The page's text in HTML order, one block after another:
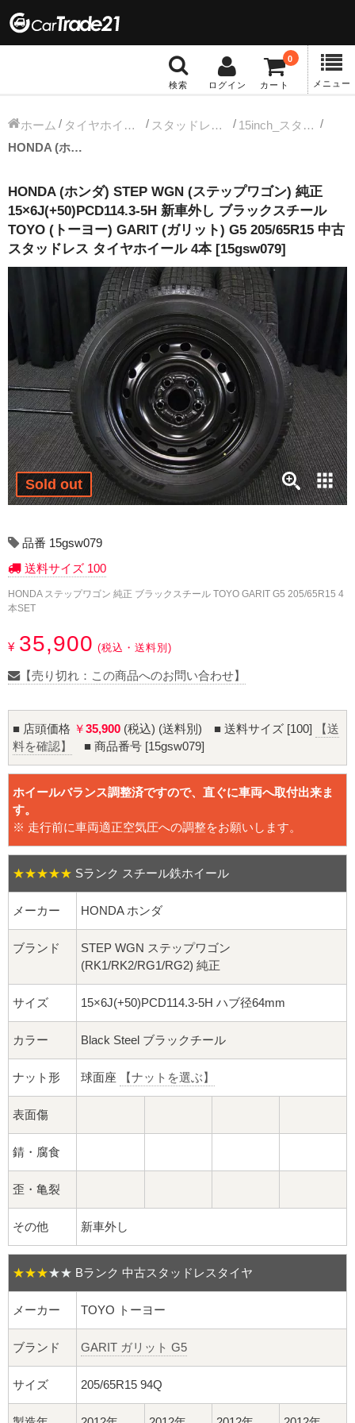
検索 ログイン カート
0
メニュー
冬タイヤホイール
13インチ：冬タイヤホイール
14インチ：冬タイヤホイール
15インチ：冬タイヤホイール
16インチ：冬タイヤホイール
17インチ：冬タイヤホイール
18インチ：冬タイヤホイール
19インチ：冬タイヤホイール
20インチ：冬タイヤホイール
13インチ：夏タイヤホイール
14インチ：夏タイヤホイール
15インチ：夏タイヤホイール
16インチ：夏タイヤホイール
17インチ：夏タイヤホイール
18インチ：夏タイヤホイール
19インチ：夏タイヤホイール
20インチ：夏タイヤホイール
ホイールナット
平面座ナット
球面座ナット
ロング球面ナット
ショート球面ナット
貫通ナット
袋ナット
ロング袋ナット
ショート袋ナット
スチール鉄ホイール
持ち込み交換工賃
ホーム タイヤホイールセット スタッドレス中古タイヤホイール
15inch_スタッドレス中古タイヤホイール
HONDA (ホンダ) STEP WGN (ステップワゴン) 純正 15×6J(+50)PCD114.3-5H 新車外し ブラックスチール TOYO (トーヨー) GARIT (ガリット) G5 205/65R15 中古 スタッドレス タイヤホイール 4本 [15gsw079]
HONDA (ホンダ) STEP WGN (ステップワゴン) 純正
15×6J(+50)PCD114.3-5H 新車外し ブラックスチール
TOYO (トーヨー) GARIT (ガリット) G5 205/65R15 中古
スタッドレス タイヤホイール 4本 [15gsw079]
Sold out
品番 15gsw079
送料サイズ 100
HONDA ステップワゴン 純正 ブラックスチール TOYO GARIT G5 205/65R15 4
本SET
¥ 35,900 (税込・送料別)
【売り切れ：この商品へのお問い合わせ】
■ 店頭価格 ￥35,900 (税込) (送料別) ■ 送料サイズ [100]
【送
料を確認】
■ 商品番号 [15gsw079]
ホイールバランス調整済ですので、直ぐに車両へ取付出来ま
す。
※ 走行前に車両適正空気圧への調整をお願いします。
★★★★★ Sランク スチール鉄ホイール
メーカー HONDA ホンダ
ブランド
STEP WGN ステップワゴン
(RK1/RK2/RG1/RG2) 純正
サイズ 15×6J(+50)PCD114.3-5H ハブ径64mm
カラー Black Steel ブラックチール
ナット形 球面座 【ナットを選ぶ】
表面傷
錆・腐食
歪・亀裂
その他 新車外し
★★★★★ Bランク 中古スタッドレスタイヤ
メーカー TOYO トーヨー
ブランド GARIT ガリット G5
サイズ 205/65R15 94Q